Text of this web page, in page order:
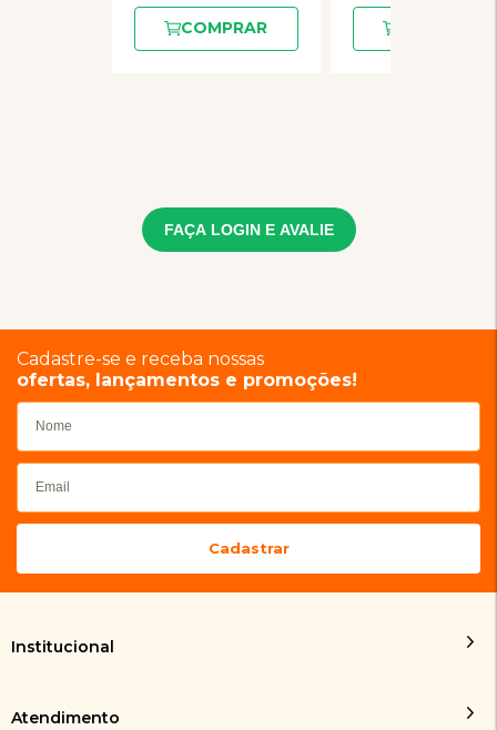
COMPRAR
FAÇA LOGIN E AVALIE
Cadastre-se e receba nossas
ofertas, lançamentos e promoções!
Institucional
Atendimento